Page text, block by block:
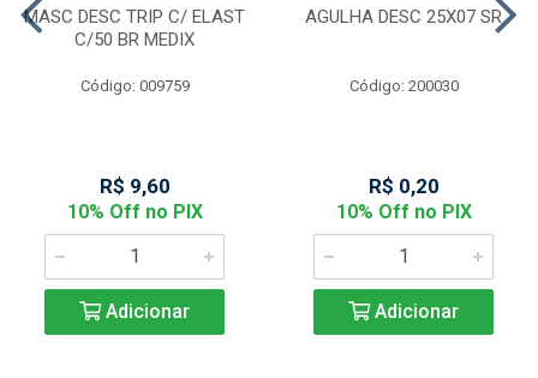
MASC DESC TRIP C/ ELAST
C/50 BR MEDIX
Código: 009759
R$ 9,60
10% Off no PIX
Adicionar
AGULHA DESC 25X07 SR
Código: 200030
R$ 0,20
10% Off no PIX
Adicionar